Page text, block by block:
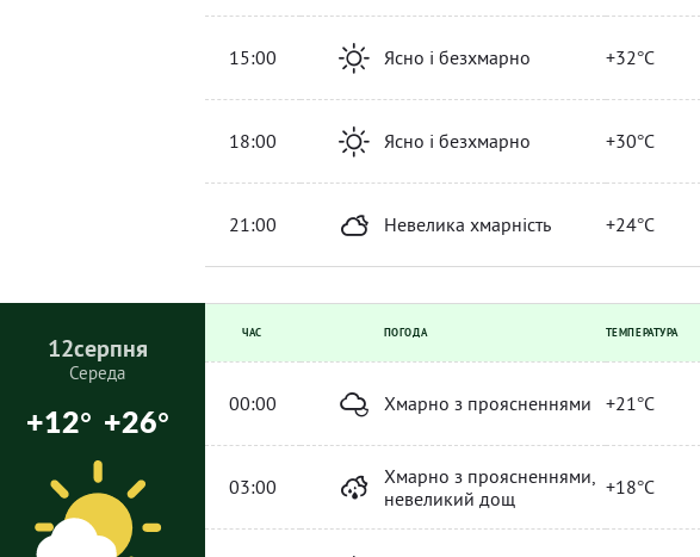
15:00 Ясно і безхмарно +32°C
18:00 Ясно і безхмарно +30°C
21:00 Невелика хмарність +24°C
12серпня
Середа
+12° +26°
ЧАС ПОГОДА ТЕМПЕРАТУРА
00:00 Хмарно з проясненнями +21°C
03:00
Хмарно з проясненнями,
невеликий дощ
+18°C